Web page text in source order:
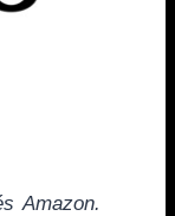
Amazon.